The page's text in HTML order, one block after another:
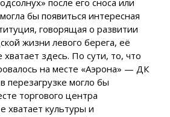
после его сноса или
бы появиться интересная
говорящая о развитии
жизни левого берега, её
хватает здесь. По сути, то, что
на месте «Аэрона» — ДК
перезагрузке могло бы
торгового центра
хватает культуры и